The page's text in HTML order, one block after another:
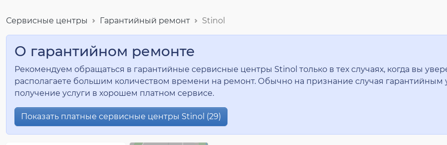
Сервисные центры Гарантийный ремонт Stinol
О гарантийном ремонте
Рекомендуем обращаться в гарантийные сервисные центры Stinol только в тех случаях, когда вы
располагаете большим количеством времени на ремонт. Обычно на признание случая гарантийным
получение услуги в хорошем платном сервисе.
Показать платные сервисные центры Stinol (29)